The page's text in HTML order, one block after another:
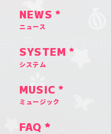
NEWS
ニュース
SYSTEM
システム
MUSIC
ミュージック
FAQ